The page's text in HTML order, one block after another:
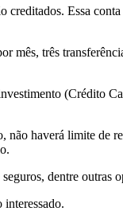
Essa
três
(Crédito
haverá limite de
dentre outras
interessado.